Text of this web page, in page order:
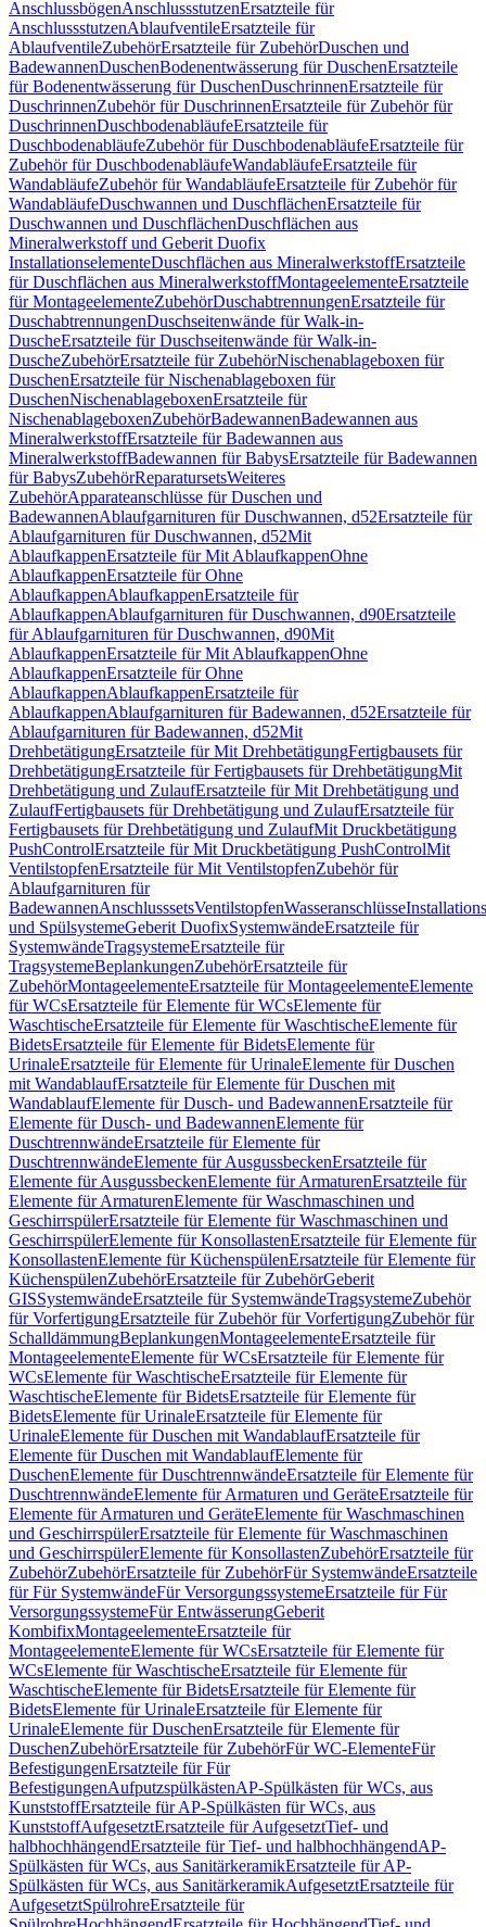
AnschlussbögenAnschlussstutzenErsatzteile für
AnschlussstutzenAblaufventileErsatzteile für
AblaufventileZubehörErsatzteile für ZubehörDuschen und
BadewannenDuschenBodenentwässerung für DuschenErsatzteile
für Bodenentwässerung für DuschenDuschrinnenErsatzteile für
DuschrinnenZubehör für DuschrinnenErsatzteile für Zubehör für
DuschrinnenDuschbodenabläufeErsatzteile für
DuschbodenabläufeZubehör für DuschbodenabläufeErsatzteile für
Zubehör für DuschbodenabläufeWandabläufeErsatzteile für
WandabläufeZubehör für WandabläufeErsatzteile für Zubehör für
WandabläufeDuschwannen und DuschflächenErsatzteile für
Duschwannen und DuschflächenDuschflächen aus
Mineralwerkstoff und Geberit Duofix
InstallationselementeDuschflächen aus MineralwerkstoffErsatzteile
für Duschflächen aus MineralwerkstoffMontageelementeErsatzteile
für MontageelementeZubehörDuschabtrennungenErsatzteile für
DuschabtrennungenDuschseitenwände für Walk-in-
DuscheErsatzteile für Duschseitenwände für Walk-in-
DuscheZubehörErsatzteile für ZubehörNischenablageboxen für
DuschenErsatzteile für Nischenablageboxen für
DuschenNischenablageboxenErsatzteile für
NischenablageboxenZubehörBadewannenBadewannen aus
MineralwerkstoffErsatzteile für Badewannen aus
MineralwerkstoffBadewannen für BabysErsatzteile für Badewannen
für BabysZubehörReparatursetsWeiteres
ZubehörApparateanschlüsse für Duschen und
BadewannenAblaufgarnituren für Duschwannen, d52Ersatzteile für
Ablaufgarnituren für Duschwannen, d52Mit
AblaufkappenErsatzteile für Mit AblaufkappenOhne
AblaufkappenErsatzteile für Ohne
AblaufkappenAblaufkappenErsatzteile für
AblaufkappenAblaufgarnituren für Duschwannen, d90Ersatzteile
für Ablaufgarnituren für Duschwannen, d90Mit
AblaufkappenErsatzteile für Mit AblaufkappenOhne
AblaufkappenErsatzteile für Ohne
AblaufkappenAblaufkappenErsatzteile für
AblaufkappenAblaufgarnituren für Badewannen, d52Ersatzteile für
Ablaufgarnituren für Badewannen, d52Mit
DrehbetätigungErsatzteile für Mit DrehbetätigungFertigbausets für
DrehbetätigungErsatzteile für Fertigbausets für DrehbetätigungMit
Drehbetätigung und ZulaufErsatzteile für Mit Drehbetätigung und
ZulaufFertigbausets für Drehbetätigung und ZulaufErsatzteile für
Fertigbausets für Drehbetätigung und ZulaufMit Druckbetätigung
PushControlErsatzteile für Mit Druckbetätigung PushControlMit
VentilstopfenErsatzteile für Mit VentilstopfenZubehör für
Ablaufgarnituren für
BadewannenAnschlusssetsVentilstopfenWasseranschlüsse
und SpülsystemeGeberit DuofixSystemwändeErsatzteile für
SystemwändeTragsystemeErsatzteile für
TragsystemeBeplankungenZubehörErsatzteile für
ZubehörMontageelementeErsatzteile für MontageelementeElemente
für WCsErsatzteile für Elemente für WCsElemente für
WaschtischeErsatzteile für Elemente für WaschtischeElemente für
BidetsErsatzteile für Elemente für BidetsElemente für
UrinaleErsatzteile für Elemente für UrinaleElemente für Duschen
mit WandablaufErsatzteile für Elemente für Duschen mit
WandablaufElemente für Dusch- und BadewannenErsatzteile für
Elemente für Dusch- und BadewannenElemente für
DuschtrennwändeErsatzteile für Elemente für
DuschtrennwändeElemente für AusgussbeckenErsatzteile für
Elemente für AusgussbeckenElemente für ArmaturenErsatzteile für
Elemente für ArmaturenElemente für Waschmaschinen und
GeschirrspülerErsatzteile für Elemente für Waschmaschinen und
GeschirrspülerElemente für KonsollastenErsatzteile für Elemente für
KonsollastenElemente für KüchenspülenErsatzteile für Elemente für
KüchenspülenZubehörErsatzteile für ZubehörGeberit
GISSystemwändeErsatzteile für SystemwändeTragsystemeZubehör
für VorfertigungErsatzteile für Zubehör für VorfertigungZubehör für
SchalldämmungBeplankungenMontageelementeErsatzteile für
MontageelementeElemente für WCsErsatzteile für Elemente für
WCsElemente für WaschtischeErsatzteile für Elemente für
WaschtischeElemente für BidetsErsatzteile für Elemente für
BidetsElemente für UrinaleErsatzteile für Elemente für
UrinaleElemente für Duschen mit WandablaufErsatzteile für
Elemente für Duschen mit WandablaufElemente für
DuschenElemente für DuschtrennwändeErsatzteile für Elemente für
DuschtrennwändeElemente für Armaturen und GeräteErsatzteile für
Elemente für Armaturen und GeräteElemente für Waschmaschinen
und GeschirrspülerErsatzteile für Elemente für Waschmaschinen
und GeschirrspülerElemente für KonsollastenZubehörErsatzteile für
ZubehörZubehörErsatzteile für ZubehörFür SystemwändeErsatzteile
für Für SystemwändeFür VersorgungssystemeErsatzteile für Für
VersorgungssystemeFür EntwässerungGeberit
KombifixMontageelementeErsatzteile für
MontageelementeElemente für WCsErsatzteile für Elemente für
WCsElemente für WaschtischeErsatzteile für Elemente für
WaschtischeElemente für BidetsErsatzteile für Elemente für
BidetsElemente für UrinaleErsatzteile für Elemente für
UrinaleElemente für DuschenErsatzteile für Elemente für
DuschenZubehörErsatzteile für ZubehörFür WC-ElementeFür
BefestigungenErsatzteile für Für
BefestigungenAufputzspülkästenAP-Spülkästen für WCs, aus
KunststoffErsatzteile für AP-Spülkästen für WCs, aus
KunststoffAufgesetztErsatzteile für AufgesetztTief- und
halbhochhängendErsatzteile für Tief- und halbhochhängendAP-
Spülkästen für WCs, aus SanitärkeramikErsatzteile für AP-
Spülkästen für WCs, aus SanitärkeramikAufgesetztErsatzteile für
AufgesetztSpülrohreErsatzteile für